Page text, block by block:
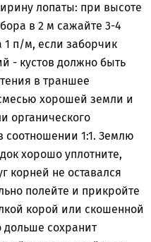
лопаты: при высоте
в 2 м сажайте 3-4
1 п/м, если заборчик
- кустов должно быть
в траншее
хорошей земли и
органического
соотношении 1:1. Землю
хорошо уплотните,
корней не оставался
полейте и прикройте
корой или скошенной
дольше сохранит